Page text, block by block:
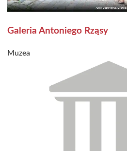
Galeria Antoniego Rząsy
Muzea